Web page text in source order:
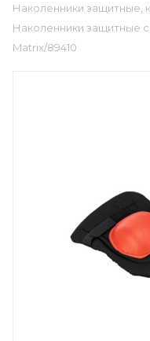
Наколенники защитные,
Наколенники защитные
Matrix/89410